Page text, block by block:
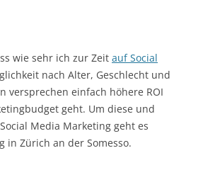
wie sehr ich zur Zeit auf Social
nach Alter, Geschlecht und
versprechen einfach höhere ROI
geht. Um diese und
Media Marketing geht es
in Zürich an der Somesso.